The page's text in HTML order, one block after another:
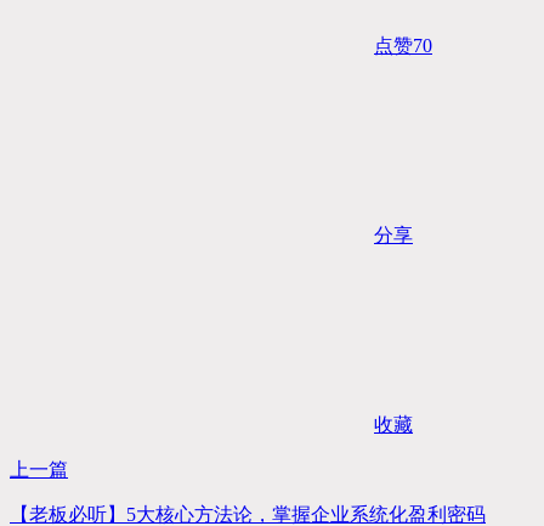
点赞70
分享
收藏
上一篇
【老板必听】5大核心方法论，掌握企业系统化盈利密码